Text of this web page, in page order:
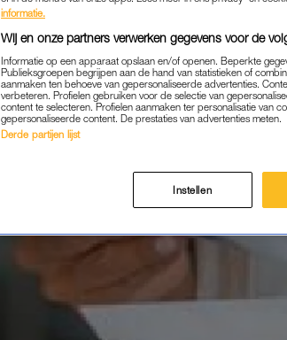
informatie.
Wij en onze partners verwerken gegevens voor de
Informatie op een apparaat opslaan en/of openen. Beperkte
Publieksgroepen begrijpen aan de hand van statistieken of
aanmaken ten behoeve van gepersonaliseerde advertenties.
verbeteren. Profielen gebruiken voor de selectie van
content te selecteren. Profielen aanmaken ter personalisatie van
gepersonaliseerde content. De prestaties van advertenties meten.
Derde partijen lijst
Instellen